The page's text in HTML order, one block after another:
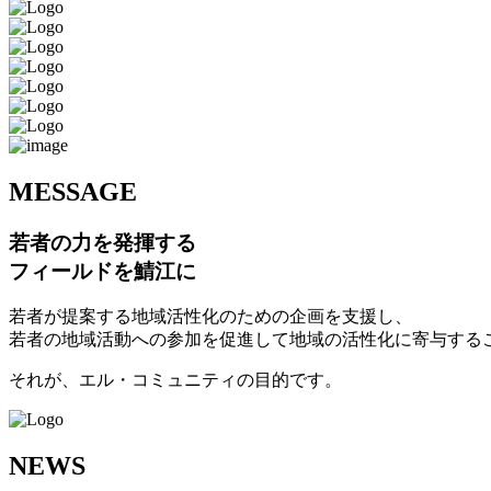
MESSAGE
若者の力を発揮する
フィールドを鯖江に
若者が提案する地域活性化のための企画を支援し、
若者の地域活動への参加を促進して地域の活性化に寄与する
それが、エル・コミュニティの目的です。
NEWS